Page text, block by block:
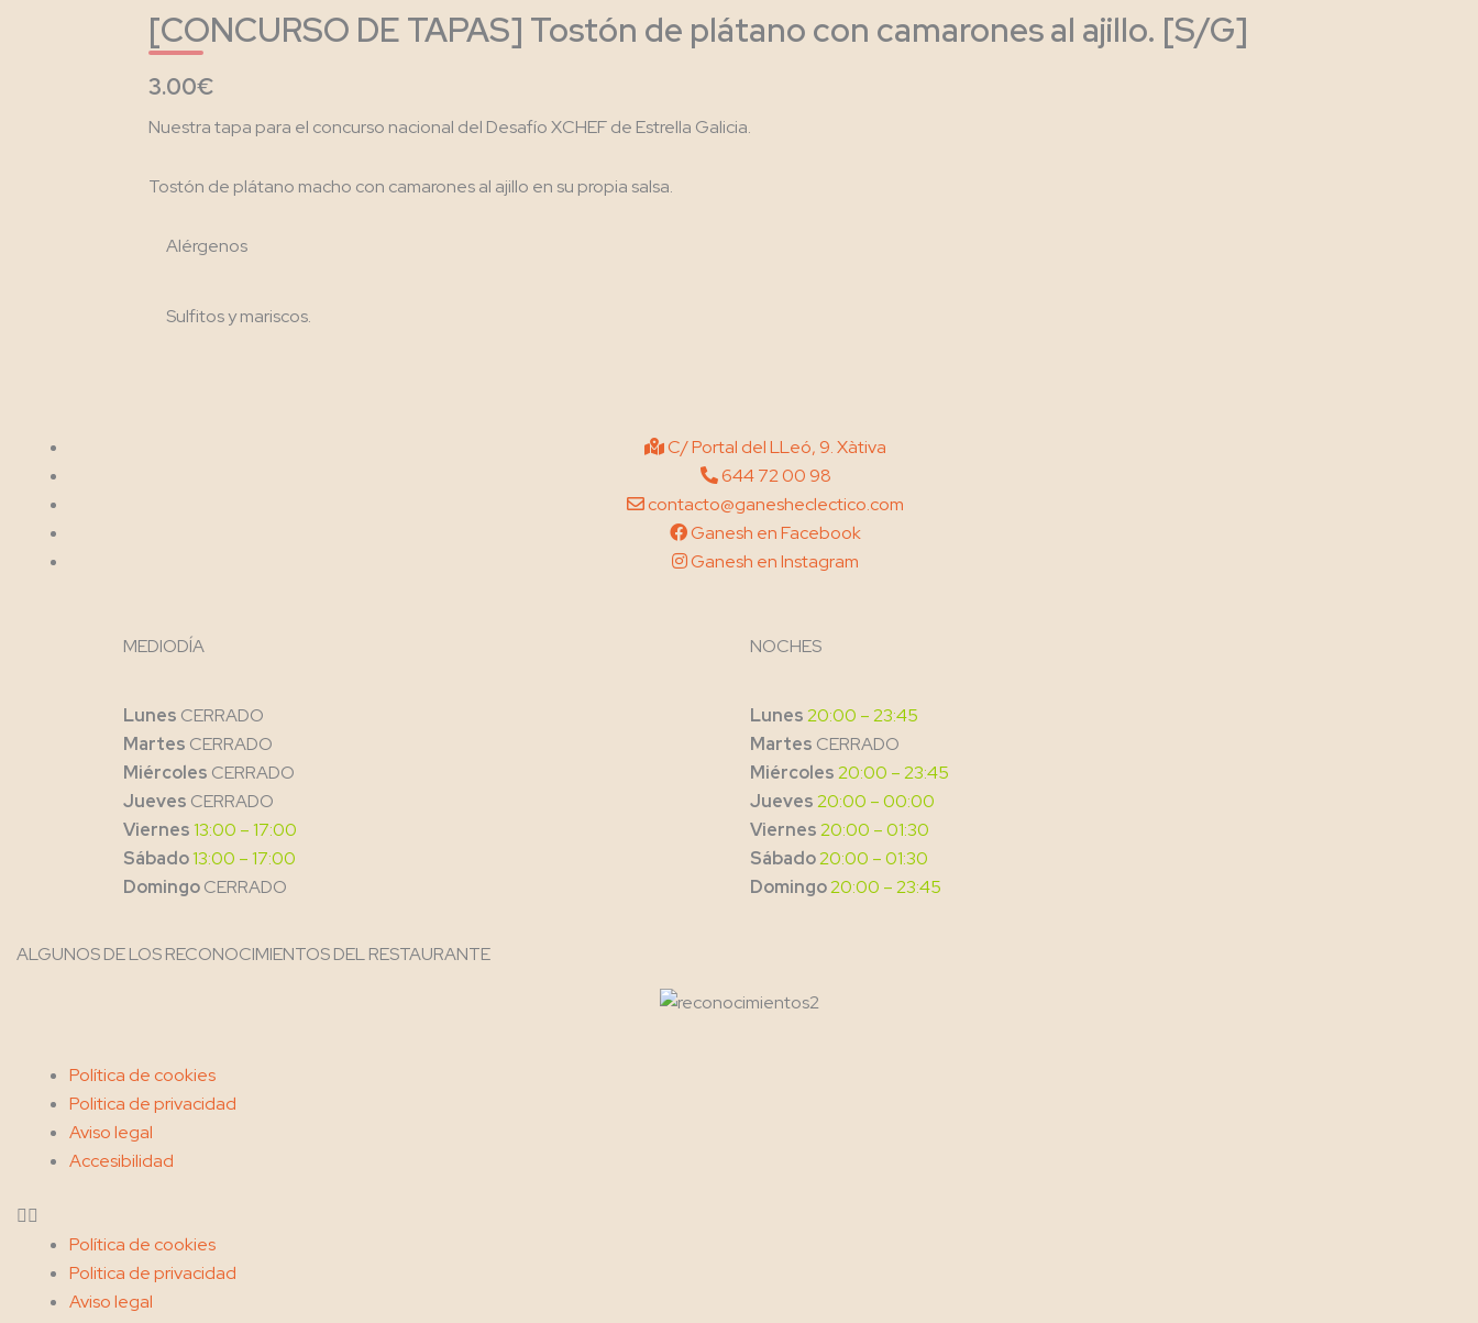
[CONCURSO DE TAPAS] Tostón de plátano con camarones al ajillo. [S/G]
3.00€
Nuestra tapa para el concurso nacional del Desafío XCHEF de Estrella Galicia.
Tostón de plátano macho con camarones al ajillo en su propia salsa.
Alérgenos
Sulfitos y mariscos.
C/ Portal del LLeó, 9. Xàtiva
644 72 00 98
contacto@ganesheclectico.com
Ganesh en Facebook
Ganesh en Instagram
MEDIODÍA
Lunes CERRADO
Martes CERRADO
Miércoles CERRADO
Jueves CERRADO
Viernes13:00 – 17:00
Sábado13:00 – 17:00
DomingoCERRADO
NOCHES
Lunes20:00 – 23:45
Martes CERRADO
Miércoles20:00 – 23:45
Jueves20:00 – 00:00
Viernes20:00 – 01:30
Sábado20:00 – 01:30
Domingo20:00 – 23:45
ALGUNOS DE LOS RECONOCIMIENTOS DEL RESTAURANTE
Política de cookies
Politica de privacidad
Aviso legal
Accesibilidad
Menu
Política de cookies
Politica de privacidad
Aviso legal